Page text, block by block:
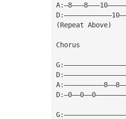
(Repeat Above)
Chorus